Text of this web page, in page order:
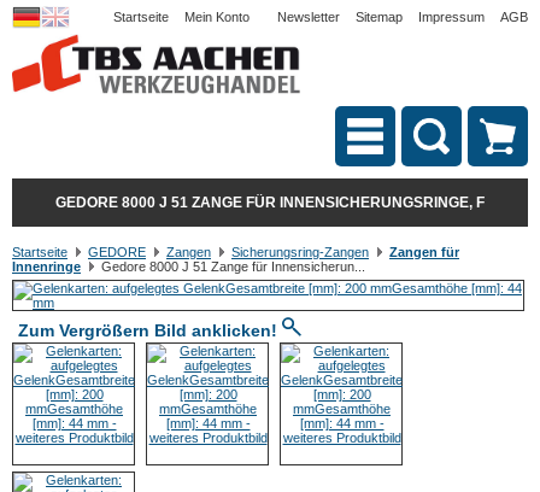
Startseite Mein Konto Newsletter Sitemap Impressum AGB
GEDORE 8000 J 51 ZANGE FÜR INNENSICHERUNGSRINGE, F
Startseite GEDORE Zangen Sicherungsring-Zangen
Zangen für
Innenringe
Gedore 8000 J 51 Zange für Innensicherun...
Zum Vergrößern Bild anklicken!